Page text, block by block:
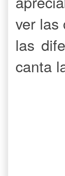
ver las
las
canta